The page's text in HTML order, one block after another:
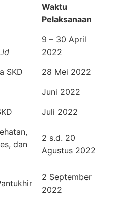
Waktu
Pelaksanaan
9 – 30 April
2022
SKD
28 Mei 2022
Juni 2022
Juli 2022
dan
2 s.d. 20
Agustus 2022
2 September
2022